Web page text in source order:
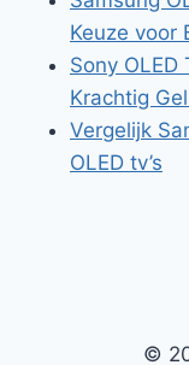
Keuze voor
Sony OLED
Krachtig
Vergelijk
OLED tv’s
©